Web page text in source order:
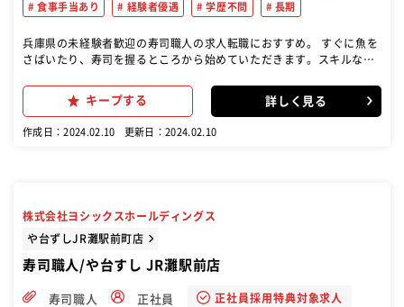
食事手当あり 経験者優遇 学歴不問 長期
兵庫県の未経験者歓迎の寿司職人の求人転職におすすめ。 すぐに魚を
さばいたり、寿司を握るところから始めていただきます。スキルなど
トスタッフのシフト管理や食材の受発注、計数管理といったマネジメ
ント業務にも携わっていただくなど、スキルアップを目指せます ぜ
キープする 詳しく見る
作成日：2024.02.10 更新日：2024.02.10
株式会社ヨシックスホールディングス
や台ずしJR灘駅前町店
寿司職人/や台すし JR灘駅前店
寿司職人 正社員 正社員採用特典対象求人